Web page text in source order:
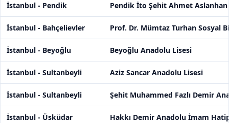
İstanbul - Pendik Pendik İto Şehit Ahmet
İstanbul - Bahçelievler Prof. Dr. Mümtaz Turhan Sosyal
İstanbul - Beyoğlu Beyoğlu Anadolu Lisesi
İstanbul - Sultanbeyli Aziz Sancar Anadolu Lisesi
İstanbul - Sultanbeyli Şehit Muhammed Fazlı Demir
İstanbul - Üsküdar Hakkı Demir Anadolu İmam